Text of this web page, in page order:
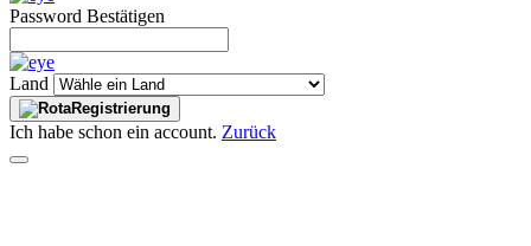
Password Bestätigen
Land
Registrierung
Ich habe schon ein account. Zurück